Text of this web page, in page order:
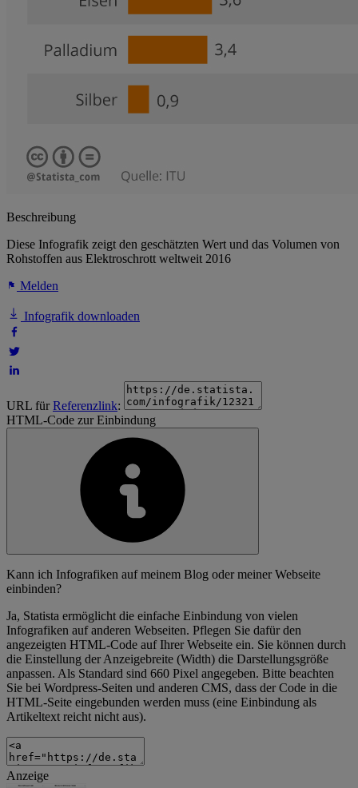
Beschreibung
Diese Infografik zeigt den geschätzten Wert und das Volumen von
Rohstoffen aus Elektroschrott weltweit 2016
Melden
Infografik downloaden
URL fürReferenzlink:
HTML-Code zur Einbindung
Kann ich Infografiken auf meinem Blog oder meiner Webseite
einbinden?
Ja, Statista ermöglicht die einfache Einbindung von vielen
Infografiken auf anderen Webseiten. Pflegen Sie dafür den
angezeigten HTML-Code auf Ihrer Webseite ein. Sie können durch
die Einstellung der Anzeigebreite (Width) die Darstellungsgröße
anpassen. Als Standard sind 660 Pixel angegeben. Bitte beachten
Sie bei Wordpress-Seiten und anderen CMS, dass der Code in die
HTML-Seite eingebunden werden muss (eine Einbindung als
Artikeltext reicht nicht aus).
Anzeige